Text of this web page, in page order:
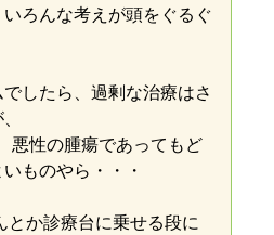
ろんな考えが頭をぐるぐ
したら、過剰な治療はさ
悪性の腫瘍であってもど
ものやら・・・
か診療台に乗せる段に